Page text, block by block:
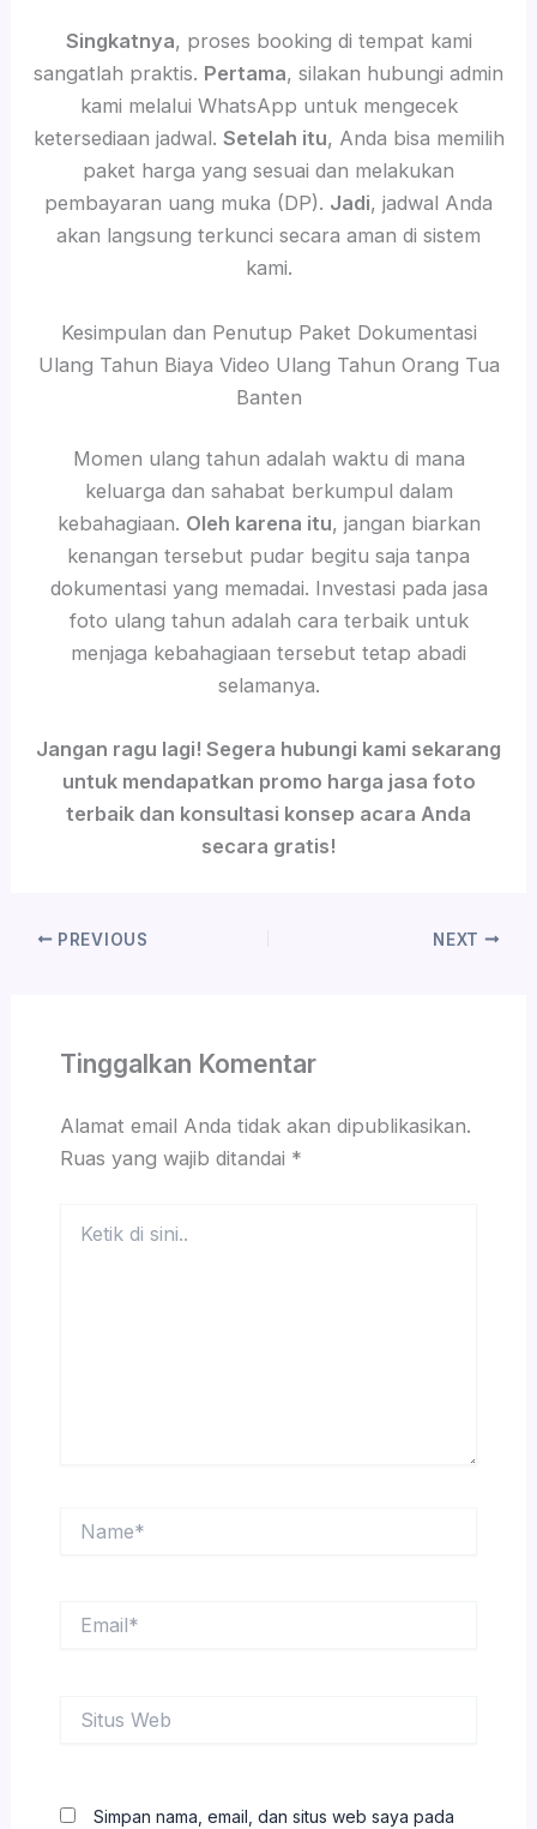
Singkatnya, proses booking di tempat kami
sangatlah praktis. Pertama, silakan hubungi admin
kami melalui WhatsApp untuk mengecek
ketersediaan jadwal. Setelah itu, Anda bisa memilih
paket harga yang sesuai dan melakukan
pembayaran uang muka (DP). Jadi, jadwal Anda
akan langsung terkunci secara aman di sistem
kami.
Kesimpulan dan Penutup Paket Dokumentasi
Ulang Tahun Biaya Video Ulang Tahun Orang Tua
Banten
Momen ulang tahun adalah waktu di mana
keluarga dan sahabat berkumpul dalam
kebahagiaan. Oleh karena itu, jangan biarkan
kenangan tersebut pudar begitu saja tanpa
dokumentasi yang memadai. Investasi pada jasa
foto ulang tahun adalah cara terbaik untuk
menjaga kebahagiaan tersebut tetap abadi
selamanya.
Jangan ragu lagi! Segera hubungi kami sekarang
untuk mendapatkan promo harga jasa foto
terbaik dan konsultasi konsep acara Anda
secara gratis!
PREVIOUS NEXT
Tinggalkan Komentar
Alamat email Anda tidak akan dipublikasikan.
Ruas yang wajib ditandai *
Web
Simpan nama, email, dan situs web saya pada